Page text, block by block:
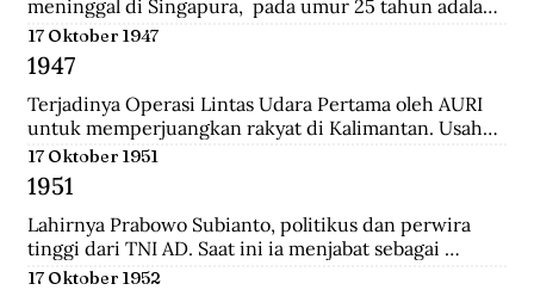
bergerak ke istana presiden, menuntut pembubaran
parlemen.
meninggal di Singapura,  pada umur 25 tahun adalah
salah satu dari dua anggota KKO Korps Komando; kini
disebut Korps Marinir Indonesia yang ditangkap di
Singapura pada saat terjadinya Konfrontasi dengan
Malaysia. Bersama dengan seorang anggota KKO
lainnya bernama Usman, ia dihukum gantung oleh
pemerintah Singapura pada Oktober 1968 dengan
tuduhan meletakkan bom di wilayah pusat kota
Singapura yang padat pada 10 Maret 1965.
17 Oktober 1947
1947
Terjadinya Operasi Lintas Udara Pertama oleh AURI
untuk memperjuangkan rakyat di Kalimantan. Usaha
ini berhasil menerobos blokade udara Belanda dan
berhasil menerjunkan pasukan didaratan Kalimantan
dan membantu pasukan gerilaya dalam melawan
NICA.
17 Oktober 1951
1951
Lahirnya Prabowo Subianto, politikus dan perwira
tinggi dari TNI AD. Saat ini ia menjabat sebagai
Menteri Pertahanan.
17 Oktober 1952